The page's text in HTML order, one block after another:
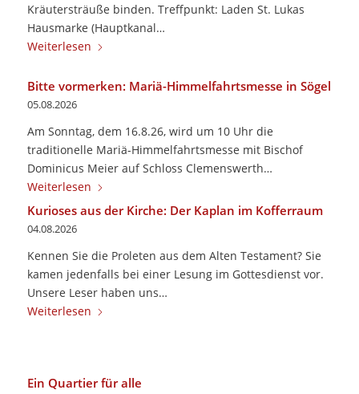
Kräutersträuße binden. Treffpunkt: Laden St. Lukas
Hausmarke (Hauptkanal…
Weiterlesen
Bitte vormerken: Mariä-Himmelfahrtsmesse in Sögel
05.08.2026
Am Sonntag, dem 16.8.26, wird um 10 Uhr die
traditionelle Mariä-Himmelfahrtsmesse mit Bischof
Dominicus Meier auf Schloss Clemenswerth…
Weiterlesen
Kurioses aus der Kirche: Der Kaplan im Kofferraum
04.08.2026
Kennen Sie die Proleten aus dem Alten Testament? Sie
kamen jedenfalls bei einer Lesung im Gottesdienst vor.
Unsere Leser haben uns…
Weiterlesen
Ein Quartier für alle